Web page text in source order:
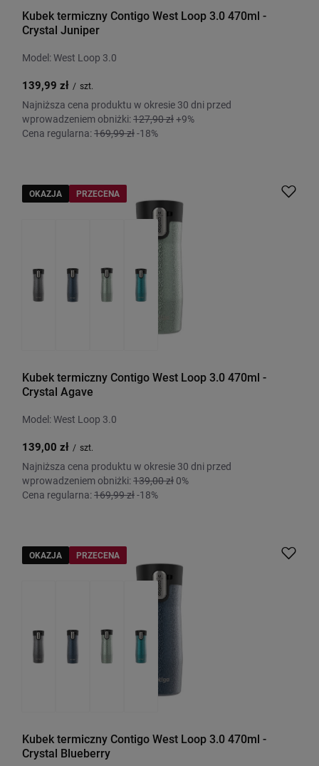
Kubek termiczny Contigo West Loop 3.0 470ml -
Crystal Juniper
Model: West Loop 3.0
139,99 zł / szt.
Najniższa cena produktu w okresie 30 dni przed
wprowadzeniem obniżki:127,90 zł+9%
Cena regularna:169,99 zł-18%
OKAZJA PRZECENA
Kubek termiczny Contigo West Loop 3.0 470ml -
Crystal Agave
Model: West Loop 3.0
139,00 zł / szt.
Najniższa cena produktu w okresie 30 dni przed
wprowadzeniem obniżki:139,00 zł 0%
Cena regularna:169,99 zł-18%
OKAZJA PRZECENA
Kubek termiczny Contigo West Loop 3.0 470ml -
Crystal Blueberry